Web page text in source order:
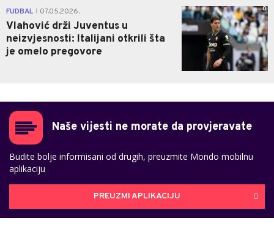
FUDBAL 07.05.2026.
Vlahović drži Juventus u
neizvjesnosti: Italijani otkrili šta
je omelo pregovore
0
Naše vijesti ne morate da provjeravate
Budite bolje informisani od drugih, preuzmite Mondo mobilnu
aplikaciju
PREUZMI APLIKACIJU